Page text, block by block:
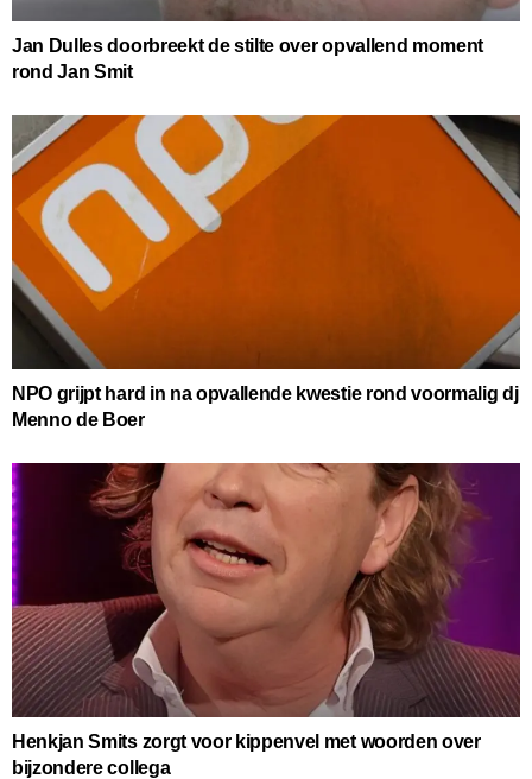
Jan Dulles doorbreekt de stilte over opvallend moment
rond Jan Smit
NPO grijpt hard in na opvallende kwestie rond voormalig dj
Menno de Boer
Henkjan Smits zorgt voor kippenvel met woorden over
bijzondere collega